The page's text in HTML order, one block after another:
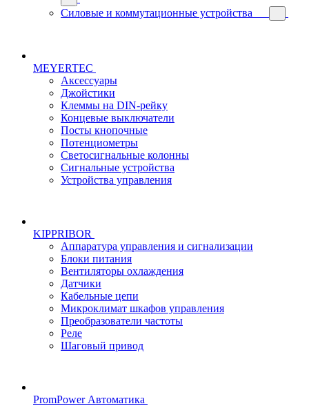
Силовые и коммутационные устройства
MEYERTEC
Аксессуары
Джойстики
Клеммы на DIN-рейку
Концевые выключатели
Посты кнопочные
Потенциометры
Светосигнальные колонны
Сигнальные устройства
Устройства управления
KIPPRIBOR
Аппаратура управления и сигнализации
Блоки питания
Вентиляторы охлаждения
Датчики
Кабельные цепи
Микроклимат шкафов управления
Преобразователи частоты
Реле
Шаговый привод
PromPower Автоматика